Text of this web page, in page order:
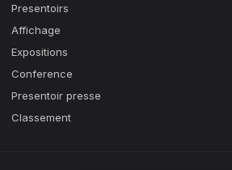
Presentoirs
Affichage
Expositions
Conference
Presentoir presse
Classement